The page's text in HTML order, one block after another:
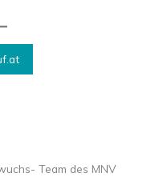
Team des MNV